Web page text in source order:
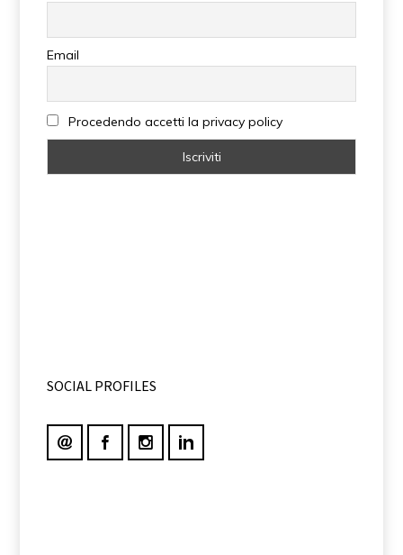
Email
Procedendo accetti la privacy policy
SOCIAL PROFILES